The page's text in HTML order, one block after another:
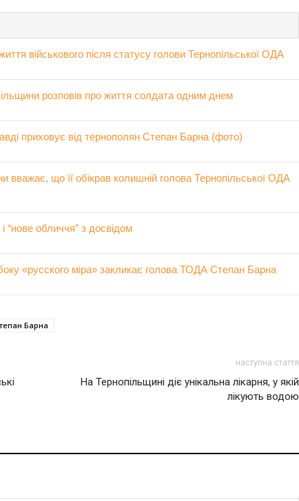
військового після статусу голови Тернопільської ОДА
розповів про життя солдата одним днем
приховує від тернополян Степан Барна (фото)
вважає, що її обікрав колишній голова Тернопільської ОДА
“нове обличчя” з досвідом
«русского міра» закликає голова ТОДА Степан Барна
Барна
наступна стаття
На Тернопільщині діє унікальна лікарня, у якій
лікують водою